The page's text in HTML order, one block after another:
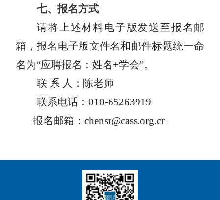
七、报名方式
请将上述材料电子版发送至报名邮
箱，报名电子版文件名和邮件标题统一命
名为“应聘报名：姓名+学会”。
联 系 人：陈老师
联系电话：010-65263919
报名邮箱：chensr@cass.org.cn